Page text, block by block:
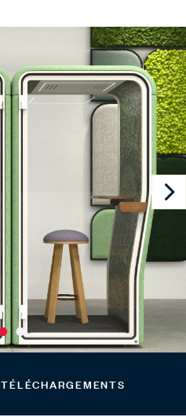
TÉLÉCHARGEMENTS